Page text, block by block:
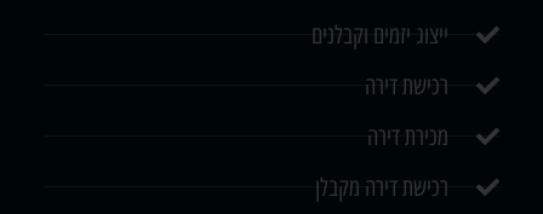
ייצוג יזמים וקבלנים
רכישת דירה
מכירת דירה
רכישת דירה מקבלן